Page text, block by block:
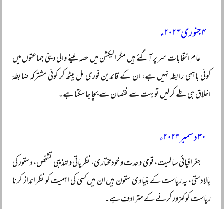
۴ جنوری ۲۰۲۴ء
عام انتخابات سر پر آگئے ہیں مگر الیکشن میں حصہ لینے والی دینی جماعتوں میں
کوئی باہمی رابطہ نہیں ہے، ان کے قائدین فوری مل بیٹھ کر کوئی مشترکہ ضابطۂ
اخلاق ہی طے کر لیں تو بہت سے نقصان سے بچا جا سکتا ہے۔
۳۰ دسمبر ۲۰۲۳ء
جغرافیائی سالمیت، قومی وحدت و خودمختاری، نظریاتی و تہذیبی تشخص، دستور کی
بالادستی، یہ ریاست کے بنیادی ستون ہیں ان میں کسی کی اہمیت کو نظر انداز کرنا
ریاست کو کمزور کرنے کے مترادف ہے۔